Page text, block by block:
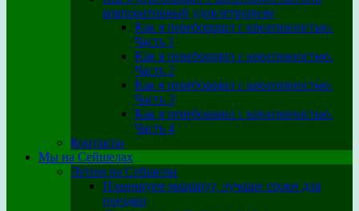
корпоративный удовлетворизм
Как я переборщил с креативностью.
Часть 1
Как я переборщил с креативностью.
Часть 2
Как я переборщил с креативностью.
Часть 3
Как я переборщил с креативностью.
Часть 4
Контакты
Мы на Сейшелах
Летим на Сейшелы
Планируем маршрут, лучшие сроки для
поездки